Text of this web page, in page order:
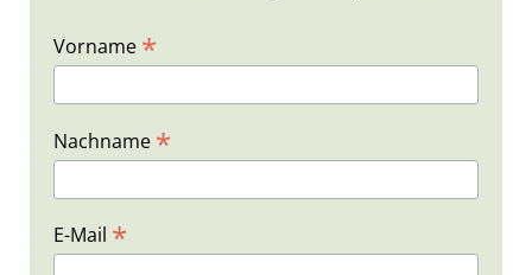
Vorname *
Nachname *
E-Mail *